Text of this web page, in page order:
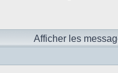
Afficher les